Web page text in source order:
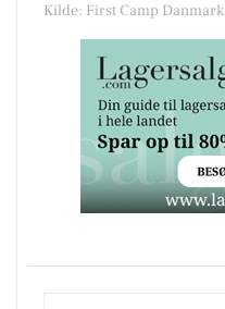
Kilde: First Camp Danmark